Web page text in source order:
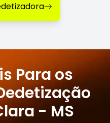
Para os
- MS